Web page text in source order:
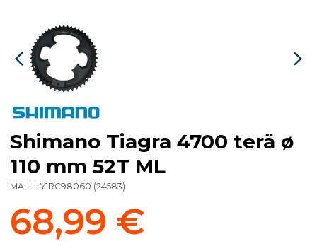
Shimano Tiagra 4700 terä ø
110 mm 52T ML
MALLI: Y1RC98060 (24583)
68,99 €